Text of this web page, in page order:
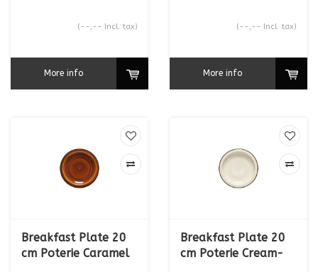
(--,-- Incl. tax)
More info
(--,-- Incl. tax)
More info
Breakfast Plate 20
cm Poterie Caramel
Breakfast Plate 20
cm Poterie Cream-